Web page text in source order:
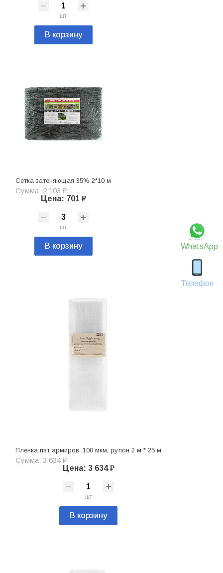
WhatsApp
Телефон
шт
В корзину
Сетка затеняющая 35% 2*10 м
Сумма: 2 103 ₽
Цена: 701 ₽
шт
В корзину
Пленка пэт армиров. 100 мкм, рулон 2 м * 25 м
Сумма: 3 634 ₽
Цена: 3 634 ₽
шт
В корзину